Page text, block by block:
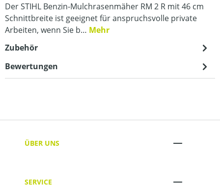
Der STIHL Benzin-Mulchrasenmäher RM 2 R mit 46 cm
Schnittbreite ist geeignet für anspruchsvolle private
Arbeiten, wenn Sie b… Mehr
Zubehör
Bewertungen
ÜBER UNS
SERVICE